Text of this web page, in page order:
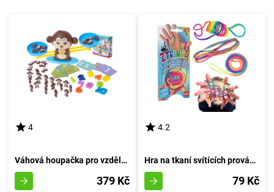
4
Váhová houpačka pro vzdělávání opic
379 Kč
4.2
Hra na tkaní svítících provázků v oblouku
79 Kč